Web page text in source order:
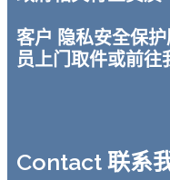
客户 隐私安全保
员上门取件或前往
Contact 联系